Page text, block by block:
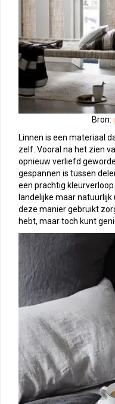
Bron:
Linnen is een materiaal
zelf. Vooral na het zien
opnieuw verliefd
gespannen is tussen
een prachtig
landelijke maar
deze manier gebruikt
hebt, maar toch kunt